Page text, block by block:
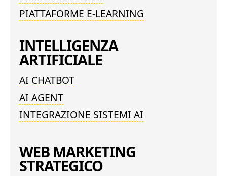
PIATTAFORME E-LEARNING
INTELLIGENZA
ARTIFICIALE
AI CHATBOT
AI AGENT
INTEGRAZIONE SISTEMI AI
WEB MARKETING
STRATEGICO